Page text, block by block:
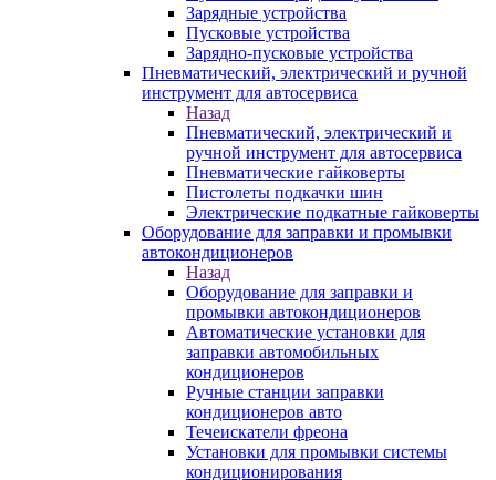
Зарядные устройства
Пусковые устройства
Зарядно-пусковые устройства
Пневматический, электрический и ручной
инструмент для автосервиса
Назад
Пневматический, электрический и
ручной инструмент для автосервиса
Пневматические гайковерты
Пистолеты подкачки шин
Электрические подкатные гайковерты
Оборудование для заправки и промывки
автокондиционеров
Назад
Оборудование для заправки и
промывки автокондиционеров
Автоматические установки для
заправки автомобильных
кондиционеров
Ручные станции заправки
кондиционеров авто
Течеискатели фреона
Установки для промывки системы
кондиционирования